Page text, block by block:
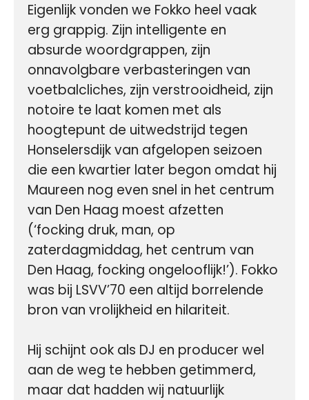
Eigenlijk vonden we Fokko heel vaak
erg grappig. Zijn intelligente en
absurde woordgrappen, zijn
onnavolgbare verbasteringen van
voetbalcliches, zijn verstrooidheid, zijn
notoire te laat komen met als
hoogtepunt de uitwedstrijd tegen
Honselersdijk van afgelopen seizoen
die een kwartier later begon omdat hij
Maureen nog even snel in het centrum
van Den Haag moest afzetten
(‘focking druk, man, op
zaterdagmiddag, het centrum van
Den Haag, focking ongelooflijk!’). Fokko
was bij LSVV’70 een altijd borrelende
bron van vrolijkheid en hilariteit.
Hij schijnt ook als DJ en producer wel
aan de weg te hebben getimmerd,
maar dat hadden wij natuurlijk